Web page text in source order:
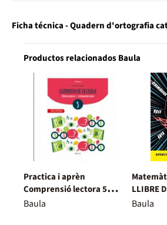
Ficha técnica - Quadern d'ortografia
Productos relacionados Baula
Practica i aprèn
Comprensió lectora 5
Primària
Baula
LLIBRE
Baula